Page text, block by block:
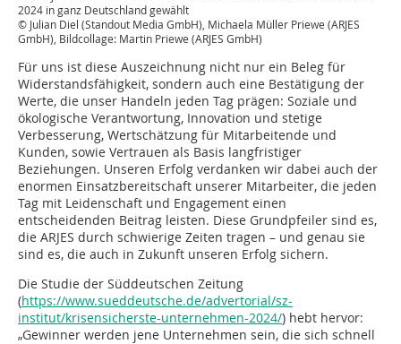
2024 in ganz Deutschland gewählt
© Julian Diel (Standout Media GmbH), Michaela Müller Priewe (ARJES
GmbH), Bildcollage: Martin Priewe (ARJES GmbH)
Für uns ist diese Auszeichnung nicht nur ein Beleg für
Widerstandsfähigkeit, sondern auch eine Bestätigung der
Werte, die unser Handeln jeden Tag prägen: Soziale und
ökologische Verantwortung, Innovation und stetige
Verbesserung, Wertschätzung für Mitarbeitende und
Kunden, sowie Vertrauen als Basis langfristiger
Beziehungen. Unseren Erfolg verdanken wir dabei auch der
enormen Einsatzbereitschaft unserer Mitarbeiter, die jeden
Tag mit Leidenschaft und Engagement einen
entscheidenden Beitrag leisten. Diese Grundpfeiler sind es,
die ARJES durch schwierige Zeiten tragen – und genau sie
sind es, die auch in Zukunft unseren Erfolg sichern.
Die Studie der Süddeutschen Zeitung
(https://www.sueddeutsche.de/advertorial/sz-
institut/krisensicherste-unternehmen-2024/) hebt hervor:
„Gewinner werden jene Unternehmen sein, die sich schnell